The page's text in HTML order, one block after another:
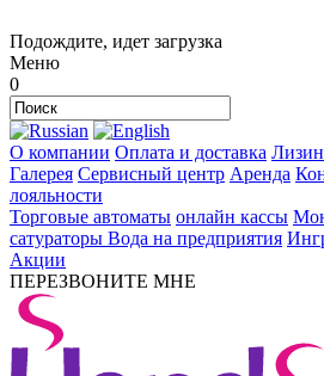
Подождите, идет загрузка
Меню
0
О компании Оплата и доставка
Галерея Сервисный центр Аренда
лояльности
Торговые автоматы онлайн кассы
сатураторы Вода на предприятия
Акции
ПЕРЕЗВОНИТЕ МНЕ